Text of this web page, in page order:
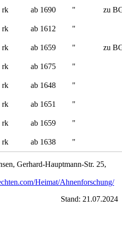
rk ab 1690 "
zu
rk ab 1612
"
rk ab 1659 "
zu
rk ab 1675
"
rk ab 1648
"
rk ab 1651
"
rk ab 1659 "
rk ab 1638 "
Gerhard-Hauptmann-Str. 25,
Heimat/Ahnenforschung/
Stand: 21.07.2024